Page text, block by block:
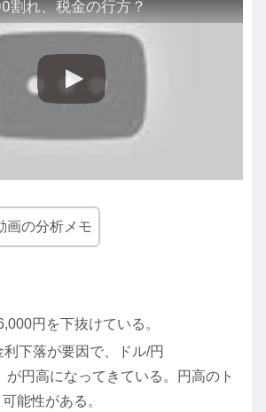
割れ、税金の行方？
画の分析メモ
円を下抜けている。
下落が要因で、ドル/円
が円高になってきている。円高のト
能性がある。